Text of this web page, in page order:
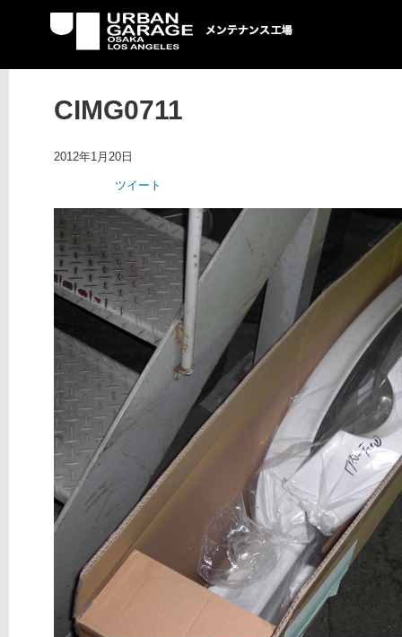
UG メンテナンス工場
CIMG0711
2012年1月20日
ツイート